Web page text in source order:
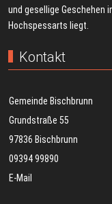
und gesellige Geschehen
Hochspessarts liegt.
Kontakt
Gemeinde Bischbrunn
Grundstraße 55
97836 Bischbrunn
09394 99890
E-Mail